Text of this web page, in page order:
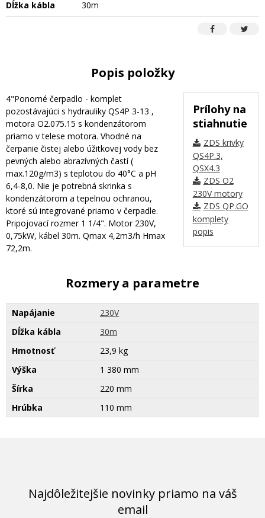
Dĺžka kábla 30m
Popis položky
Prílohy na
stiahnutie
ZDS krivky
QS4P.3,
QSX4.3
ZDS O2
230V motory
ZDS QP.GO
komplety
popis
4"Ponorné čerpadlo - komplet
pozostávajúci s hydrauliky QS4P 3-13 ,
motora O2.075.15 s kondenzátorom
priamo v telese motora. Vhodné na
čerpanie čistej alebo úžitkovej vody bez
pevných alebo abrazívných častí (
max.120g/m3) s teplotou do 40°C a pH
6,4-8,0. Nie je potrebná skrinka s
kondenzátorom a tepelnou ochranou,
ktoré sú integrované priamo v čerpadle.
Pripojovací rozmer 1 1/4". Motor 230V,
0,75kW, kábel 30m. Qmax 4,2m3/h Hmax
72,2m.
Rozmery a parametre
Napájanie
230V
Dĺžka kábla
30m
Hmotnosť
23,9 kg
Výška
1 380 mm
Šírka
220 mm
Hrúbka
110 mm
Najdôležitejšie novinky priamo na váš
email